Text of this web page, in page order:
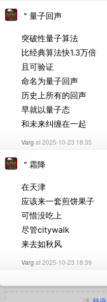
＂量子回声
突破性量子算法
比经典算法快1.3万倍
且可验证
命名为量子回声
历史上所有的回声
早就以量子态
和未来纠缠在一起
Varg at 2025-10-23 18:35
＂霜降
在天津
应该来一套煎饼果子
可惜没吃上
尽管citywalk
来去如秋风
Varg at 2025-10-23 18:39